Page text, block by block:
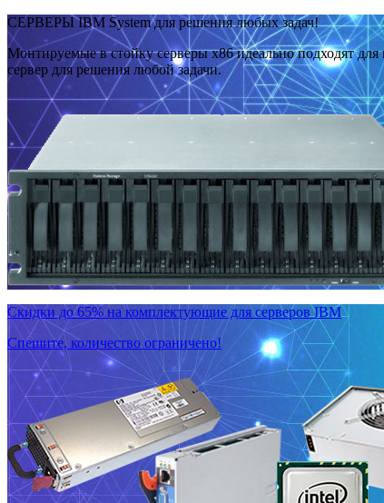
СЕРВЕРЫ IBM System для решения любых задач!
Монтируемые в стойку серверы x86 идеально подходят
сервер для решения любой задачи.
Скидки до 65% на комплектующие для серверов IBM
Спешите, количество ограничено!